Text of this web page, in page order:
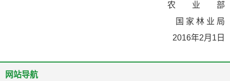
农 业 部
国 家 林 业 局
2016年2月1日
网站导航